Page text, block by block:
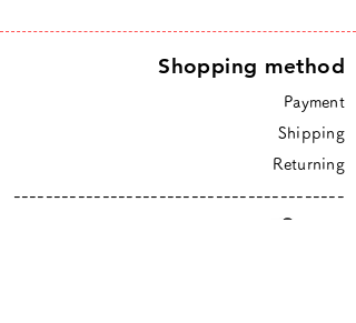
Shopping method
Payment
Shipping
Returning
-----------------------------------------